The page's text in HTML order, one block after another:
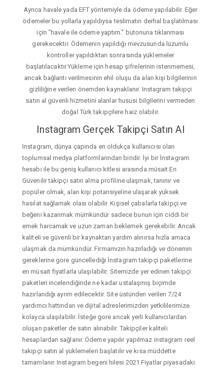
Ayrıca havale yada EFT yöntemiyle da ödeme yapılabilir. Eğer
ödemeler bu yollarla yapıldıysa teslimatın derhal başlatılması
için "havale ile ödeme yaptım." butonuna tıklanması
gerekecektir. Ödemenin yapıldığı mevzusunda lüzumlu
kontroller yapıldıktan sonrasında yüklemeler
başlatılacaktır.Yükleme için hesap şifrelerinin istenmemesi,
ancak bağlantı verilmesinin ehil oluşu da alan kişi bilgilerinin
gizliliğine verilen önemden kaynaklanır. Instagram takipçi
satın al güvenli hizmetini alanlar hususi bilgilerini vermeden
doğal Türk takipçilere haiz olabilir.
Instagram Gerçek Takipçi Satın Al
Instagram, dünya çapında en oldukça kullanıcısı olan
toplumsal medya platformlarından biridir. İyi bir İnstagram
hesabı ile bu geniş kullanıcı kitlesi arasında müsait En
Güvenilir takipçi satın alma profiline ulaşmak, tanınır ve
popüler olmak, alan kişi potansiyeline ulaşarak yüksek
hasılat sağlamak olası olabilir. Kişisel çabalarla takipçi ve
beğeni kazanmak mümkündür sadece bunun için ciddi bir
emek harcamak ve uzun zaman beklemek gerekebilir. Ancak
kaliteli ve güvenli bir kaynaktan yardım alınırsa hızla amaca
ulaşmak da mümkündür. Firmamızın hazırladığı ve dönemin
gereklerine gore güncellediği İnstagram takipçi paketlerine
en müsait fiyatlarla ulaşılabilir. Sitemizde yer edinen takipçi
paketleri incelendiğinde ne kadar ustalaşmış biçimde
hazırlandığı ayrım edilecektir. Site üstünden verilen 7/24
yardımcı hattından ve dijital adreslerimizden yetkililerimize
kolayca ulaşılabilir. İsteğe gore ancak yerli kullanıcılardan
oluşan paketler de satın alınabilir. Takipçiler kaliteli
hesaplardan sağlanır. Ödeme yapılır yapılmaz instagram reel
takipçi satın al yüklemeleri başlatılır ve kısa müddette
tamamlanır. Instagram begeni hilesi 2021 Fiyatlar piyasadaki